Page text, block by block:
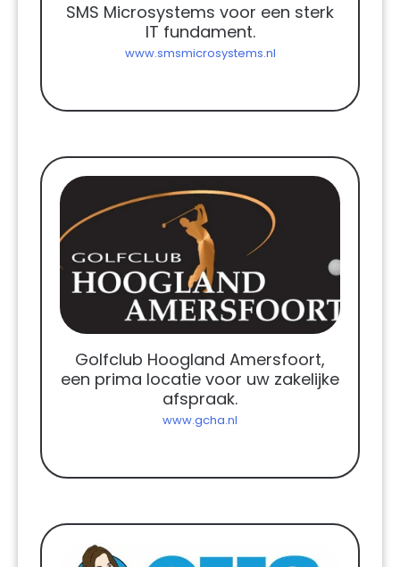
SMS Microsystems voor een sterk
IT fundament.
www.smsmicrosystems.nl
Golfclub Hoogland Amersfoort,
een prima locatie voor uw zakelijke
afspraak.
www.gcha.nl